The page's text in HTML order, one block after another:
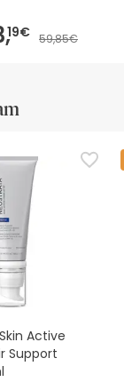
19€ 59,85€
Active
Support